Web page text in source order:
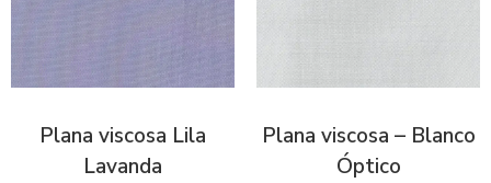
Plana viscosa Lila
Lavanda
Plana viscosa – Blanco
Óptico